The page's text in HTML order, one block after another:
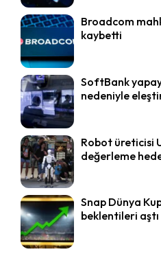
Broadcom
kaybetti
SoftBank
nedeniyle
Robot üreticisi
değerleme
Snap Dünya
beklentileri aştı